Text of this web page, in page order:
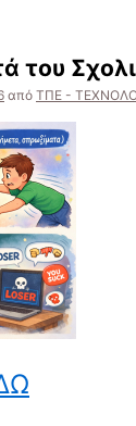
του
από ΤΠΕ -